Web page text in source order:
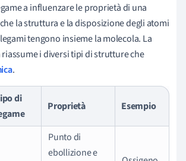
a influenzare le proprietà di una
la struttura e la disposizione degli atomi
tengono insieme la molecola. La
i diversi tipi di strutture che
.
di
Proprietà Esempio
Punto di
ebollizione e